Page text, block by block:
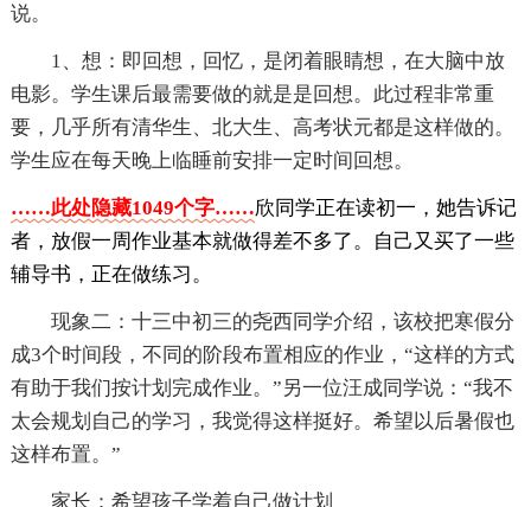
说。
1、想：即回想，回忆，是闭着眼睛想，在大脑中放
电影。学生课后最需要做的就是是回想。此过程非常重
要，几乎所有清华生、北大生、高考状元都是这样做的。
学生应在每天晚上临睡前安排一定时间回想。
……此处隐藏1049个字……欣同学正在读初一，她告诉记
者，放假一周作业基本就做得差不多了。自己又买了一些
辅导书，正在做练习。
现象二：十三中初三的尧西同学介绍，该校把寒假分
成3个时间段，不同的阶段布置相应的作业，“这样的方式
有助于我们按计划完成作业。”另一位汪成同学说：“我不
太会规划自己的学习，我觉得这样挺好。希望以后暑假也
这样布置。”
家长：希望孩子学着自己做计划